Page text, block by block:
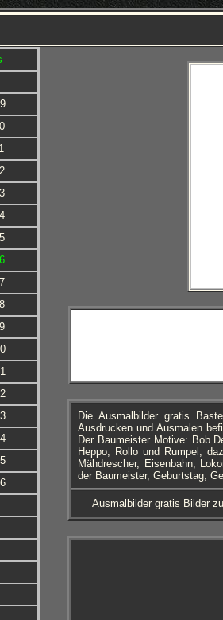
Die Ausmalbilder gratis
Ausdrucken und Ausmalen
Der Baumeister Motive: Bob
Heppo, Rollo und Rumpel,
Mähdrescher, Eisenbahn,
der Baumeister, Geburtstag,
Ausmalbilder gratis Bilder